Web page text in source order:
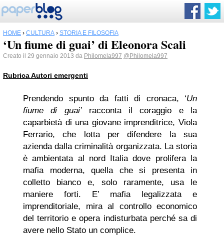
HOME › CULTURA › STORIA E FILOSOFIA
‘Un fiume di guai’ di Eleonora Scali
Creato il 29 gennaio 2013 da Philomela997 @Philomela997
Rubrica Autori emergenti
Prendendo spunto da fatti di cronaca, ‘Un
fiume di guai’racconta il coraggio e la
caparbietà di una giovane imprenditrice, Viola
Ferrario, che lotta per difendere la sua
azienda dalla criminalità organizzata. La storia
è ambientata al nord Italia dove prolifera la
mafia moderna, quella che si presenta in
colletto bianco e, solo raramente, usa le
maniere forti. E’ mafia legalizzata e
imprenditoriale, mira al controllo economico
del territorio e opera indisturbata perché sa di
avere nello Stato un complice.